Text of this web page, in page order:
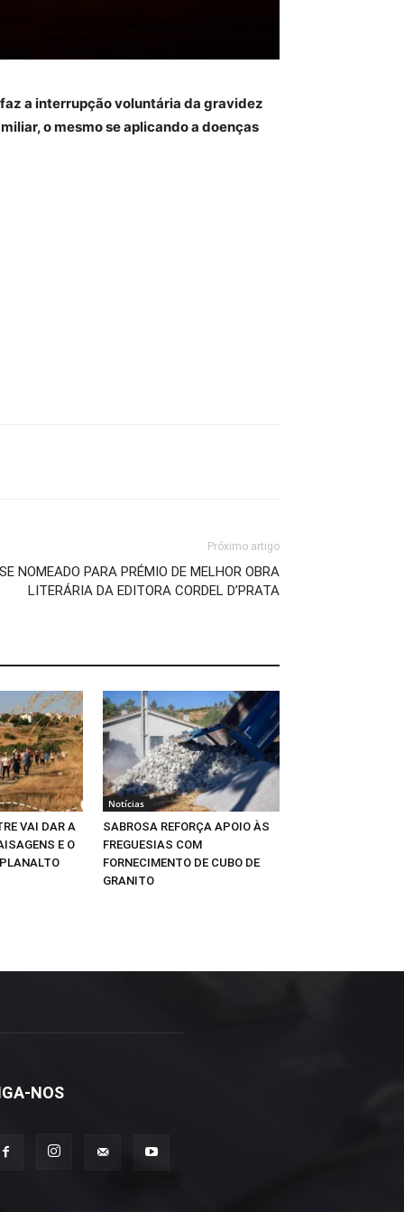
a interrupção voluntária da gravidez
o mesmo se aplicando a doenças
Próximo artigo
NOMEADO PARA PRÉMIO DE MELHOR OBRA
LITERÁRIA DA EDITORA CORDEL D’PRATA
VAI DAR A
E O
Notícias
SABROSA REFORÇA APOIO ÀS
FREGUESIAS COM
FORNECIMENTO DE CUBO DE
GRANITO
NOS